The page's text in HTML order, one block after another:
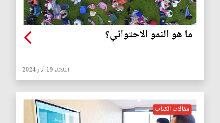
ما هو النمو الاحتوائي؟
الثلاثاء 19 آذار 2024
مقالات الكتاب